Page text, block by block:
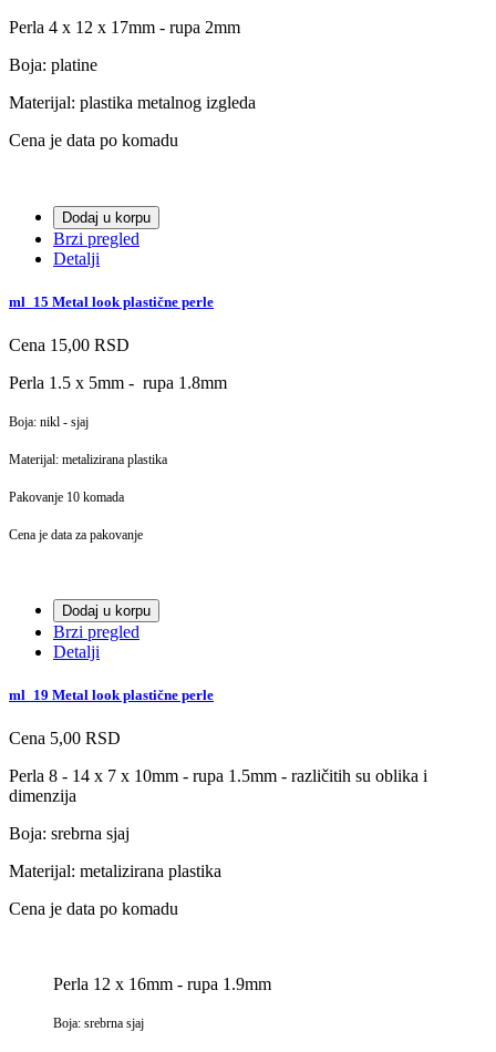
Perla 4 x 12 x 17mm - rupa 2mm
Boja: platine
Materijal: plastika metalnog izgleda
Cena je data po komadu
Dodaj u korpu
Brzi pregled
Detalji
ml_15 Metal look plastične perle
Cena 15,00 RSD
Perla 1.5 x 5mm - rupa 1.8mm
Boja: nikl - sjaj
Materijal: metalizirana plastika
Pakovanje 10 komada
Cena je data za pakovanje
Dodaj u korpu
Brzi pregled
Detalji
ml_19 Metal look plastične perle
Cena 5,00 RSD
Perla 8 - 14 x 7 x 10mm - rupa 1.5mm - različitih su oblika i
dimenzija
Boja: srebrna sjaj
Materijal: metalizirana plastika
Cena je data po komadu
Perla 12 x 16mm - rupa 1.9mm
Boja: srebrna sjaj